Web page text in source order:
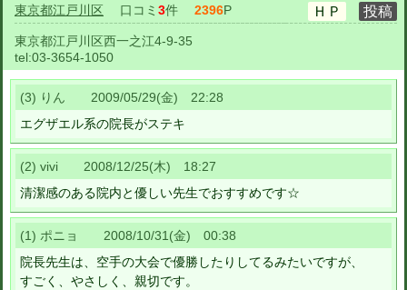
東京都江戸川区 口コミ 3件 2396P
東京都江戸川区西一之江4-9-35
tel:03-3654-1050
(3) りん 2009/05/29(金) 22:28
エグザエル系の院長がステキ
(2) vivi 2008/12/25(木) 18:27
清潔感のある院内と優しい先生でおすすめです☆
(1) ポニョ 2008/10/31(金) 00:38
院長先生は、空手の大会で優勝したりしてるみたいですが、
すごく、やさしく、親切です。